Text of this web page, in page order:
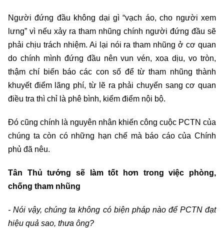
Người đứng đầu không dại gì “vạch áo, cho người xem
lưng” vì nếu xảy ra tham nhũng chính người đứng đầu sẽ
phải chịu trách nhiệm. Ai lại nói ra tham nhũng ở cơ quan
do chính mình đứng đầu nên vun vén, xoa dịu, vo tròn,
thậm chí biến báo các con số để từ tham nhũng thành
khuyết điểm lãng phí, từ lẽ ra phải chuyển sang cơ quan
điều tra thì chỉ là phê bình, kiểm điểm nội bộ.
Đó cũng chính là nguyên nhân khiến công cuộc PCTN của
chúng ta còn có những hạn chế mà báo cáo của Chính
phủ đã nêu.
Tân Thủ tướng sẽ làm tốt hơn trong việc phòng,
chống tham nhũng
- Nói vậy, chúng ta không có biện pháp nào để PCTN đạt
hiệu quả sao, thưa ông?